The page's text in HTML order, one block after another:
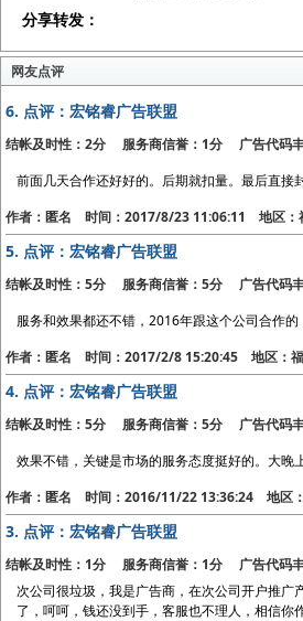
分享转发：
网友点评
6. 点评：宏铭睿广告联盟
结帐及时性：2分 服务商信誉：1分 广告代码
前面几天合作还好好的。后期就扣量。最后直接
作者：匿名 时间：2017/8/23 11:06:11 地区：
5. 点评：宏铭睿广告联盟
结帐及时性：5分 服务商信誉：5分 广告代码
服务和效果都还不错，2016年跟这个公司合作
作者：匿名 时间：2017/2/8 15:20:45 地区：
4. 点评：宏铭睿广告联盟
结帐及时性：5分 服务商信誉：5分 广告代码
效果不错，关键是市场的服务态度挺好的。大
作者：匿名 时间：2016/11/22 13:36:24 地区
3. 点评：宏铭睿广告联盟
结帐及时性：1分 服务商信誉：1分 广告代码
次公司很垃圾，我是广告商，在次公司开户推
了，呵呵，钱还没到手，客服也不理人，相信